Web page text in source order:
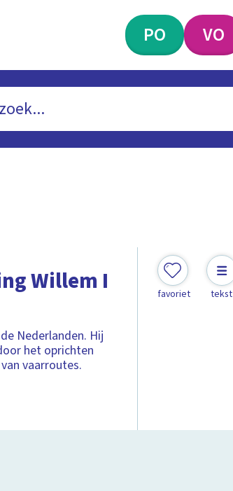
PO VO
Willem I
Nederlanden. Hij
het oprichten
vaarroutes.
favoriet tekst